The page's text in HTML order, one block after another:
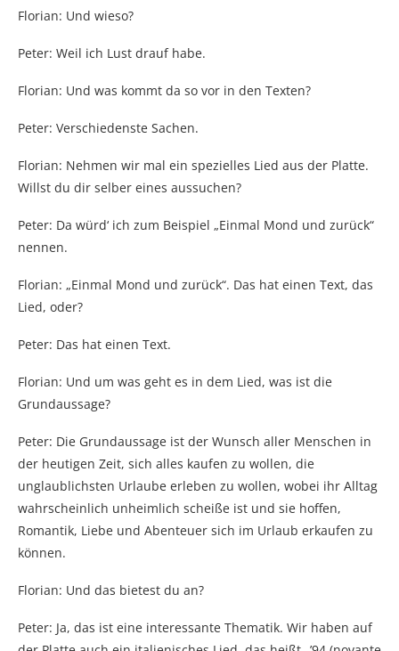
Florian: Und wieso?
Peter: Weil ich Lust drauf habe.
Florian: Und was kommt da so vor in den Texten?
Peter: Verschiedenste Sachen.
Florian: Nehmen wir mal ein spezielles Lied aus der Platte.
Willst du dir selber eines aussuchen?
Peter: Da würd‘ ich zum Beispiel „Einmal Mond und zurück“
nennen.
Florian: „Einmal Mond und zurück“. Das hat einen Text, das
Lied, oder?
Peter: Das hat einen Text.
Florian: Und um was geht es in dem Lied, was ist die
Grundaussage?
Peter: Die Grundaussage ist der Wunsch aller Menschen in
der heutigen Zeit, sich alles kaufen zu wollen, die
unglaublichsten Urlaube erleben zu wollen, wobei ihr Alltag
wahrscheinlich unheimlich scheiße ist und sie hoffen,
Romantik, Liebe und Abenteuer sich im Urlaub erkaufen zu
können.
Florian: Und das bietest du an?
Peter: Ja, das ist eine interessante Thematik. Wir haben auf